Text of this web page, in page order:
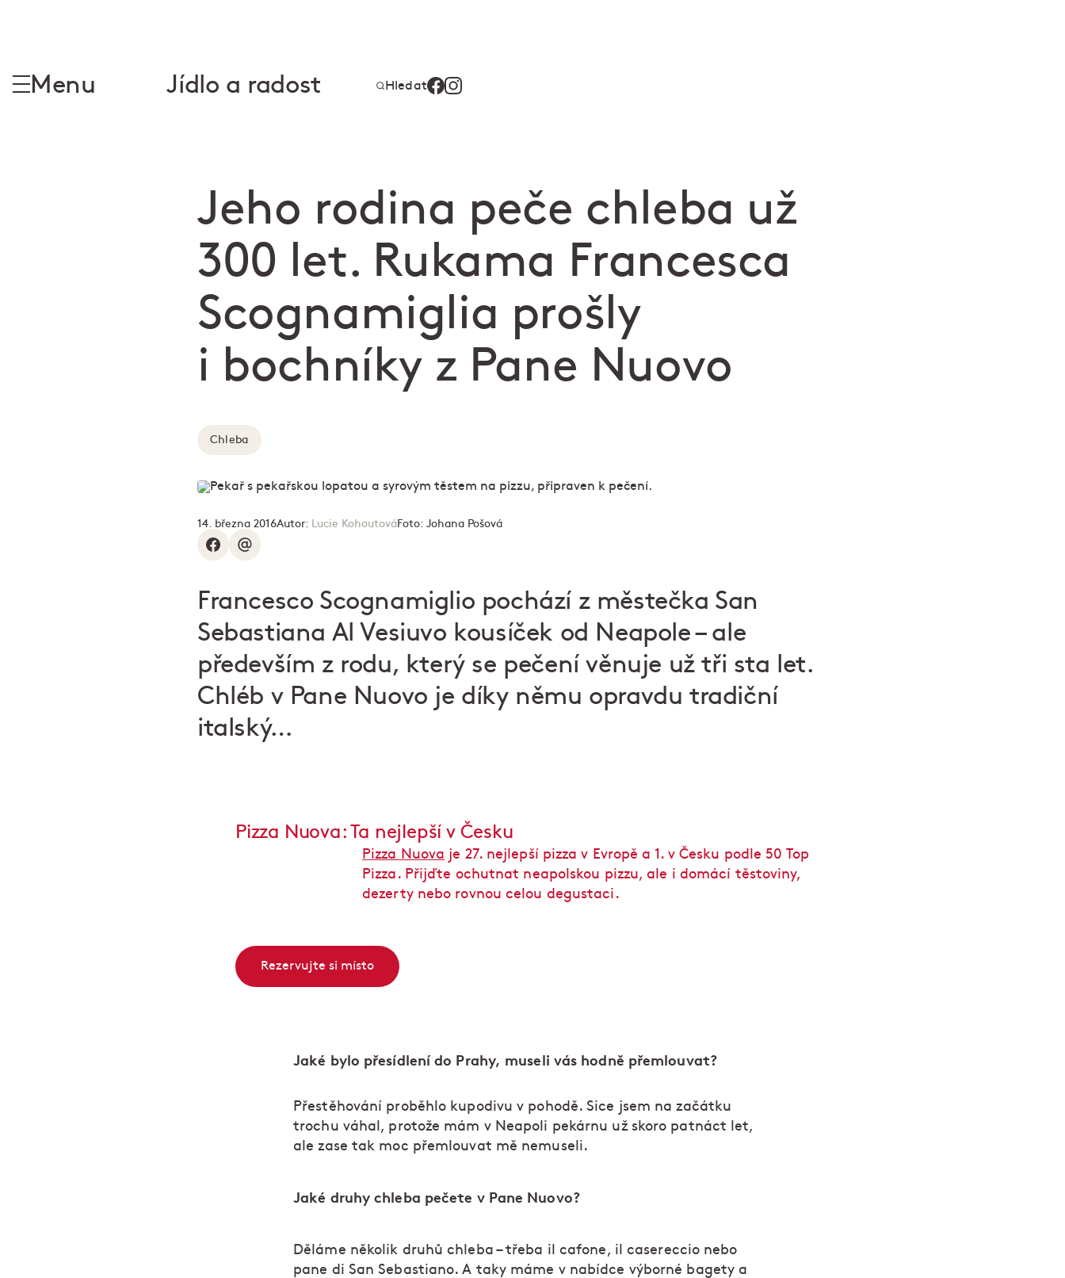
Menu Jídlo a radost Hledat
Jeho rodina peče chleba už
300 let. Rukama Francesca
Scognamiglia prošly
i bochníky z Pane Nuovo
Chleba
14. března 2016Autor: Lucie KohoutováFoto: Johana Pošová
Francesco Scognamiglio pochází z městečka San
Sebastiana Al Vesiuvo kousíček od Neapole – ale
především z rodu, který se pečení věnuje už tři sta let.
Chléb v Pane Nuovo je díky němu opravdu tradiční
italský…
Pizza Nuova: Ta nejlepší v Česku
Pizza Nuova je 27. nejlepší pizza v Evropě a 1. v Česku podle 50 Top
Pizza. Přijďte ochutnat neapolskou pizzu, ale i domácí těstoviny,
dezerty nebo rovnou celou degustaci.
Rezervujte si místo
Jaké bylo přesídlení do Prahy, museli vás hodně přemlouvat?
Přestěhování proběhlo kupodivu v pohodě. Sice jsem na začátku
trochu váhal, protože mám v Neapoli pekárnu už skoro patnáct let,
ale zase tak moc přemlouvat mě nemuseli.
Jaké druhy chleba pečete v Pane Nuovo?
Děláme několik druhů chleba – třeba il cafone, il casereccio nebo
pane di San Sebastiano. A taky máme v nabídce výborné bagety a